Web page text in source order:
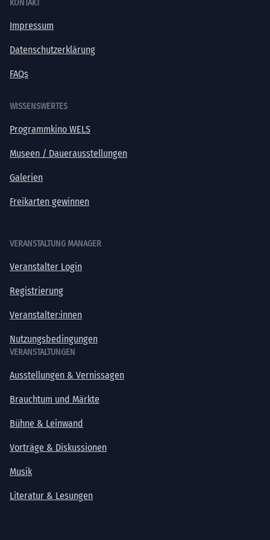
KONTAKT
Impressum
Datenschutzerklärung
FAQs
WISSENSWERTES
Programmkino WELS
Museen / Dauerausstellungen
Galerien
Freikarten gewinnen
VERANSTALTUNG MANAGER
Veranstalter Login
Registrierung
Veranstalter:innen
Nutzungsbedingungen
VERANSTALTUNGEN
Ausstellungen & Vernissagen
Brauchtum und Märkte
Bühne & Leinwand
Vorträge & Diskussionen
Musik
Literatur & Lesungen